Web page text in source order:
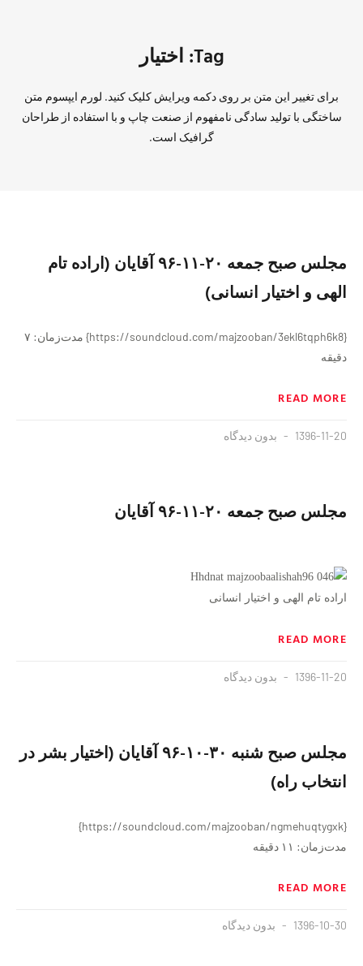
Tag: اختیار
برای تغییر این متن بر روی دکمه ویرایش کلیک کنید. لورم ایپسوم متن
ساختگی با تولید سادگی نامفهوم از صنعت چاپ و با استفاده از طراحان
گرافیک است.
مجلس صبح جمعه ۲۰-۱۱-۹۶ آقایان (اراده تام
الهی و اختیار انسانی)
{https://soundcloud.com/majzooban/3ekl6tqph6k8} مدت‌زمان: ۷
دقیقه
READ MORE
1396-11-20 بدون دیدگاه
مجلس صبح جمعه ۲۰-۱۱-۹۶ آقایان
اراده تام الهی و اختیار انسانی
READ MORE
1396-11-20 بدون دیدگاه
مجلس صبح شنبه ۳۰-۱۰-۹۶ آقایان (اختیار بشر در
انتخاب راه)
{https://soundcloud.com/majzooban/ngmehuqtygxk}
مدت‌زمان: ١١ دقیقه
READ MORE
1396-10-30 بدون دیدگاه